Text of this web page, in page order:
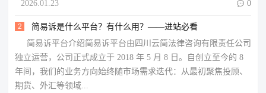
2026.01.23  0
2
简易诉是什么平台？有什么用？——进站必看
简易诉平台介绍简易诉平台由四川云简法律咨询有限责任公司
独立运营，公司正式成立于 2018 年 5 月 8 日。自创立至今的 8
年间，我们的业务方向始终随市场需求迭代：从最初聚焦投顾、
期货、外汇等领域...